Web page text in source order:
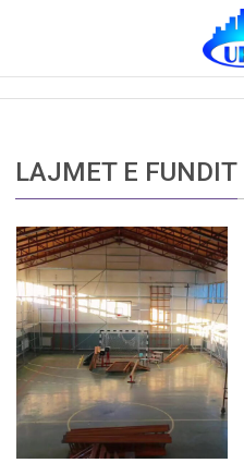
LAJMET E FUNDIT